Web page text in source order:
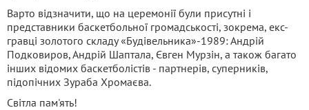
Варто відзначити, що на церемонії були присутні і
представники баскетбольної громадськості, зокрема, екс-
гравці золотого складу «Будівельника»-1989: Андрій
Подковиров, Андрій Шаптала, Євген Мурзін, а також багато
інших відомих баскетболістів - партнерів, суперників,
підопічних Зураба Хромаєва.
Світла пам'ять!